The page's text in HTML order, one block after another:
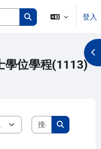
搜尋課程
搜尋課程
登入
學位學程(1113)
開
搜尋課程
搜尋課程